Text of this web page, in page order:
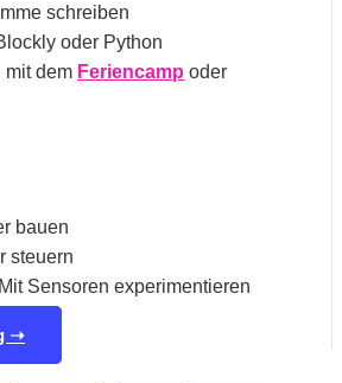
schreiben
oder Python
mit dem Feriencamp oder
bauen
steuern
Sensoren experimentieren
➝